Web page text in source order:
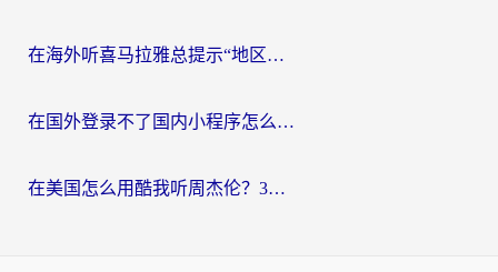
在海外听喜马拉雅总提示“地区限制”？3步轻松解除+听国内音乐全攻略
在国外登录不了国内小程序怎么办？选对回国加速器，轻松解锁国内资源
在美国怎么用酷我听周杰伦？3步搞定海外听歌难题